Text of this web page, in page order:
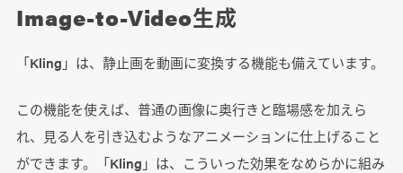
Image-to-Video生成
「Kling」は、静止画を動画に変換する機能も備えています。
この機能を使えば、普通の画像に奥行きと臨場感を加えら
れ、見る人を引き込むようなアニメーションに仕上げること
ができます。「Kling」は、こういった効果をなめらかに組み